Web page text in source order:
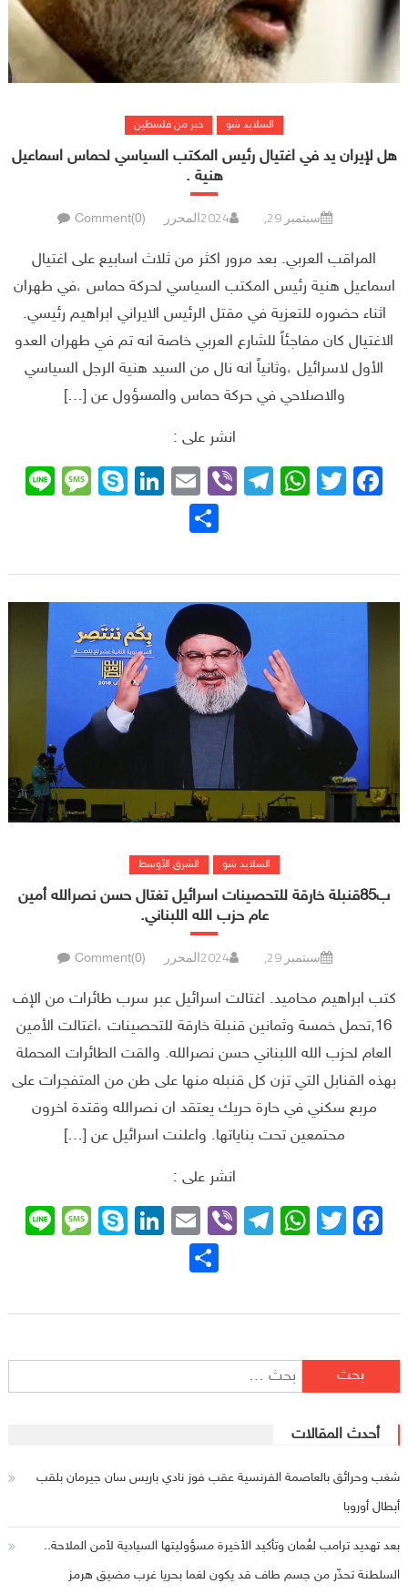
السلايد شو خبر من فلسطين
هل لإيران يد في اغتيال رئيس المكتب السياسي لحماس اسماعيل
هنية .
سبتمبر 29, 2024 المحرر Comment(0)
المراقب العربي. بعد مرور اكثر من ثلاث اسابيع على اغتيال
اسماعيل هنية رئيس المكتب السياسي لحركة حماس ،في طهران
اثناء حضوره للتعزية في مقتل الرئيس الايراني ابراهيم رئيسي.
الاغتيال كان مفاجئاً للشارع العربي خاصة انه تم في طهران العدو
الأول لاسرائيل ،وثانياً انه نال من السيد هنية الرجل السياسي
والاصلاحي في حركة حماس والمسؤول عن […]
انشر على :
Facebook
Twitter
WhatsApp
Telegram
Viber
Email
LinkedIn
Skype
السلايد شو الشرق الأوسط
ب85قنبلة خارقة للتحصينات اسرائيل تغتال حسن نصرالله أمين
عام حزب الله اللبناني.
سبتمبر 29, 2024 المحرر Comment(0)
كتب ابراهيم محاميد. اغتالت اسرائيل عبر سرب طائرات من الإف
16,تحمل خمسة وثمانين قنبلة خارقة للتحصينات ،اغتالت الأمين
العام لحزب الله اللبناني حسن نصرالله. والقت الطائرات المحملة
بهذه القنابل التي تزن كل قنبله منها على طن من المتفجرات على
مربع سكني في حارة حريك يعتقد ان نصرالله وقتدة اخرون
محتمعين تحت بناياتها. واعلنت اسرائيل عن […]
انشر على :
Facebook
Twitter
WhatsApp
Telegram
Viber
Email
LinkedIn
Skype
البحث عن:
أحدث المقالات
شغب وحرائق بالعاصمة الفرنسية عقب فوز نادي باريس سان جيرمان بلقب
أبطال أوروبا
بعد تهديد ترامب لعُمان وتأكيد الأخيرة مسؤوليتها السيادية لأمن الملاحة..
السلطنة تحذّر من جسم طاف قد يكون لغما بحريا غرب مضيق هرمز